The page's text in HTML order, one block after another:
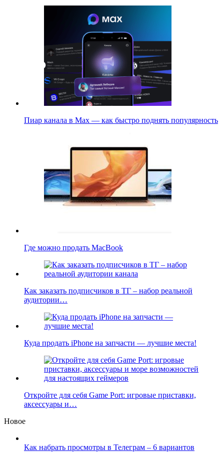
Пиар канала в Max — как быстро поднять популярность
Где можно продать MacBook
Как заказать подписчиков в ТГ – набор реальной
аудитории…
Куда продать iPhone на запчасти — лучшие места!
Откройте для себя Game Port: игровые приставки,
аксессуары и…
Новое
Как набрать просмотры в Телеграм – 6 вариантов